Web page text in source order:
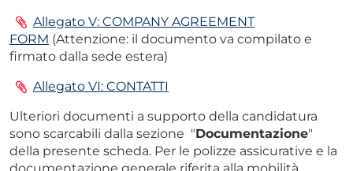
Allegato V: COMPANY AGREEMENT
FORM (Attenzione: il documento va compilato e
firmato dalla sede estera)
Allegato VI: CONTATTI
Ulteriori documenti a supporto della candidatura
sono scarcabili dalla sezione "Documentazione"
della presente scheda. Per le polizze assicurative e la